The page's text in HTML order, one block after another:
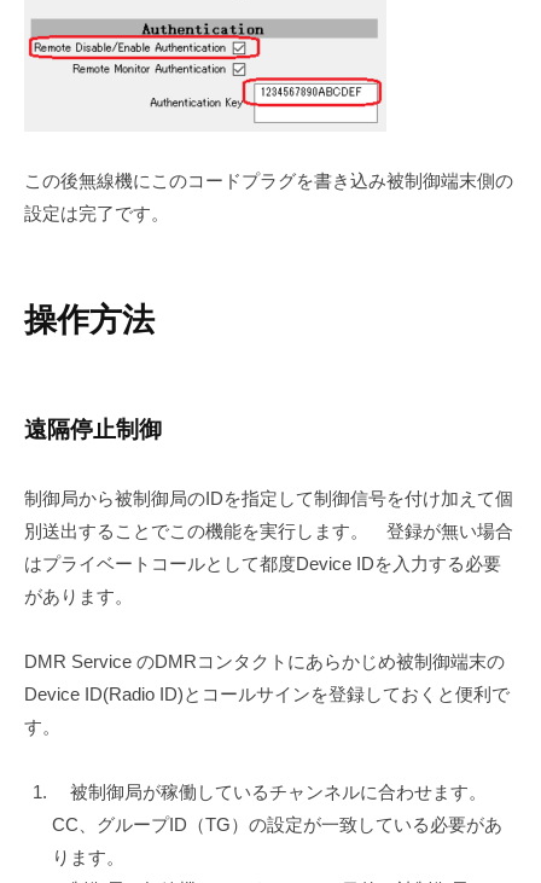
この後無線機にこのコードプラグを書き込み被制御端末側の
設定は完了です。
操作方法
遠隔停止制御
制御局から被制御局のIDを指定して制御信号を付け加えて個
別送出することでこの機能を実行します。 登録が無い場合
はプライベートコールとして都度Device IDを入力する必要
があります。
DMR Service のDMRコンタクトにあらかじめ被制御端末の
Device ID(Radio ID)とコールサインを登録しておくと便利で
す。
被制御局が稼働しているチャンネルに合わせます。
CC、グループID（TG）の設定が一致している必要があ
ります。